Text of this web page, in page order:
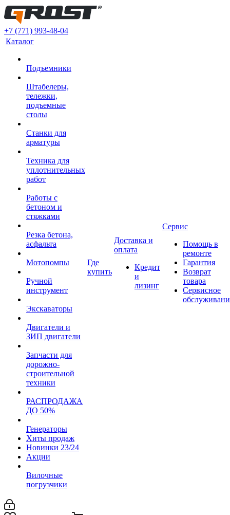
+7 (771) 993-48-04
Каталог
Подъемники
Штабелеры,
тележки,
подъемные
столы
Станки для
арматуры
Техника для
уплотнительных
работ
Работы с
бетоном и
стяжками
Резка бетона,
асфальта
Мотопомпы
Ручной
инструмент
Экскаваторы
Двигатели и
ЗИП двигатели
Запчасти для
дорожно-
строительной
техники
РАСПРОДАЖА
ДО 50%
Генераторы
Хиты продаж
Новинки 23/24
Акции
Вилочные
погрузчики
Где
купить
Доставка и
оплата
Кредит
и
лизинг
Сервис
Помощь в
ремонте
Гарантия
Возврат
товара
Сервисное